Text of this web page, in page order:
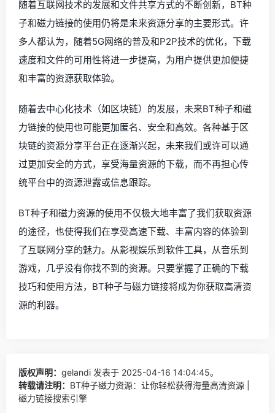
随着互联网技术的发展和文件共享方式的不断创新，BT种
子和磁力链接的使用仍将是未来资源分享的主要形式。许
多人都认为，随着5G网络的普及和P2P技术的优化，下载
速度和文件的可用性将进一步提高，为用户提供更加便捷
和丰富的资源获取体验。
随着去中心化技术（如区块链）的发展，未来BT种子和磁
力链接的使用也可能更加匿名、安全和高效。各种基于区
块链的资源分享平台正在逐渐兴起，未来我们或许可以通
过更加安全的方式，享受海量资源的下载，而不再担心传
统平台中的资源泄露或信息跟踪。
BT种子和磁力资源的使用不仅极大地丰富了我们获取资源
的途径，也使得我们在享受高速下载、丰富内容的体验到
了互联网分享的魅力。从影视娱乐到软件工具，从音乐到
游戏，几乎没有你找不到的资源。只要掌握了正确的下载
技巧和使用方法，BT种子与磁力链接将成为你获取高清资
源的利器。
版权声明： gelandi 发表于 2025-04-16 14:04:45。
转载请注明： BT种子磁力资源：让你轻松获得海量高清资源 |
磁力链接搜索引擎